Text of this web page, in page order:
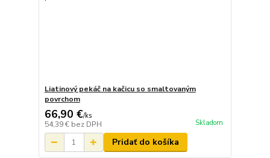
Liatinový pekáč na kačicu so smaltovaným
povrchom
66,90 €/ks
54,39 € bez DPH Skladom
Pridať do košíka